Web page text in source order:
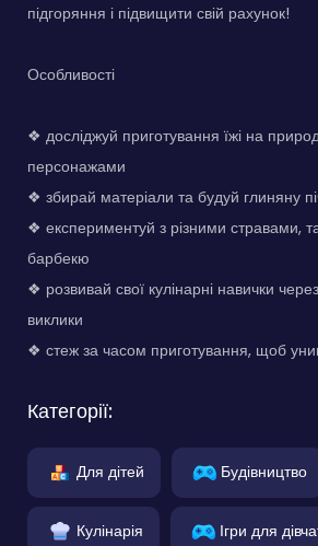
підгоряння і підвищити свій рахунок!
Особливості
❖ досліджуй приготування їжі на
персонажами
❖ збирай матеріали та будуй глиняну
❖ експериментуй з різними стравами,
барбекю
❖ розвивай свої кулінарні навички
виклики
❖ стеж за часом приготування, щоб
Категорії:
Для дітей Будівництво
Кулінарія Ігри для